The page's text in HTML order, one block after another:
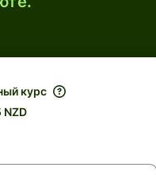
курс
NZD